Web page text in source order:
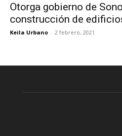
Otorga gobierno de
construcción de
Keila Urbano - 2 febrero, 2021